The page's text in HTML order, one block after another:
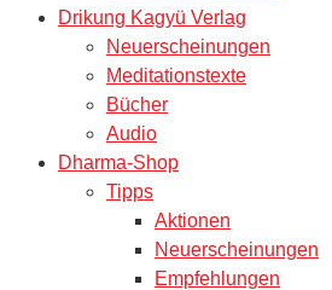
Drikung Kagyü Verlag
Neuerscheinungen
Meditationstexte
Bücher
Audio
Dharma-Shop
Tipps
Aktionen
Neuerscheinungen
Empfehlungen